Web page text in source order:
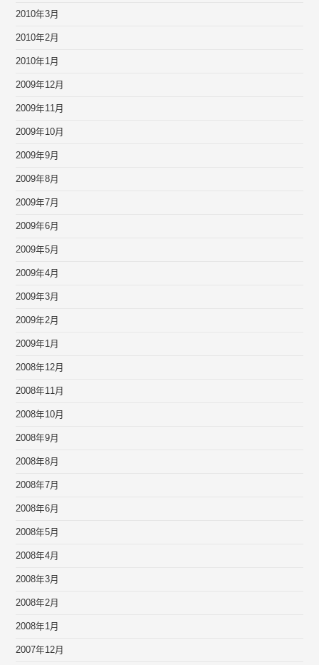
2010年3月
2010年2月
2010年1月
2009年12月
2009年11月
2009年10月
2009年9月
2009年8月
2009年7月
2009年6月
2009年5月
2009年4月
2009年3月
2009年2月
2009年1月
2008年12月
2008年11月
2008年10月
2008年9月
2008年8月
2008年7月
2008年6月
2008年5月
2008年4月
2008年3月
2008年2月
2008年1月
2007年12月